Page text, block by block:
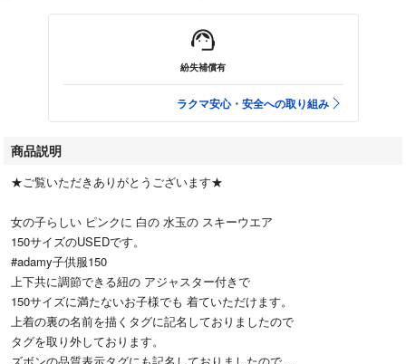
紛失補償有
ラクマ安心・安全への取り組み
商品説明
★ご覧いただきありがとうございます★
女の子らしい ピンクに 白の 水玉の スキーウエア
150サイズのUSEDです。
#adamy子供服150
上下共に調節できる紐の アジャスター付きで
150サイズに満たないお子様でも 着ていただけます。
上着の裏の名前を描くタグに記名しておりましたので
タグを取り外しております。